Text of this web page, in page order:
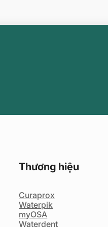
Thương hiệu
Curaprox
Waterpik
myOSA
Waterdent